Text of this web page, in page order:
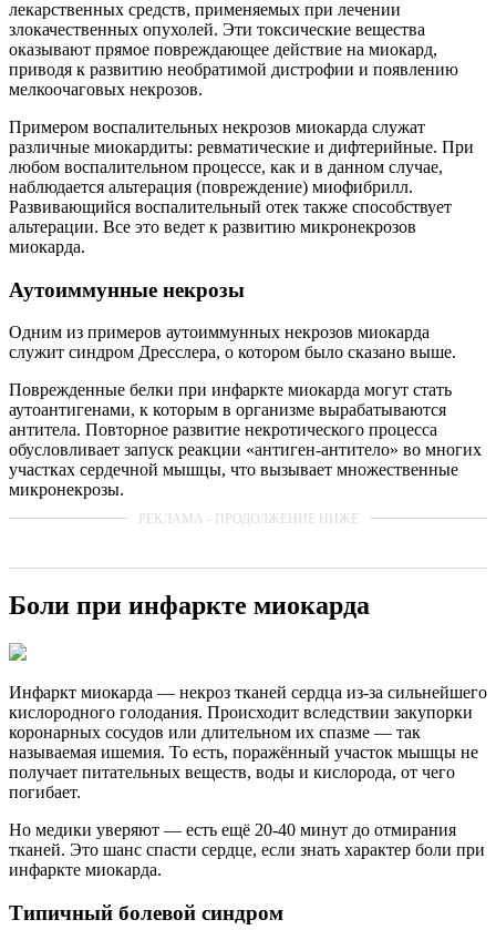
лекарственных средств, применяемых при лечении
злокачественных опухолей. Эти токсические вещества
оказывают прямое повреждающее действие на миокард,
приводя к развитию необратимой дистрофии и появлению
мелкоочаговых некрозов.
Примером воспалительных некрозов миокарда служат
различные миокардиты: ревматические и дифтерийные. При
любом воспалительном процессе, как и в данном случае,
наблюдается альтерация (повреждение) миофибрилл.
Развивающийся воспалительный отек также способствует
альтерации. Все это ведет к развитию микронекрозов
миокарда.
Аутоиммунные некрозы
Одним из примеров аутоиммунных некрозов миокарда
служит синдром Дресслера, о котором было сказано выше.
Поврежденные белки при инфаркте миокарда могут стать
аутоантигенами, к которым в организме вырабатываются
антитела. Повторное развитие некротического процесса
обусловливает запуск реакции «антиген-антитело» во многих
участках сердечной мышцы, что вызывает множественные
микронекрозы.
Боли при инфаркте миокарда
Инфаркт миокарда — некроз тканей сердца из-за сильнейшего
кислородного голодания. Происходит вследствии закупорки
коронарных сосудов или длительном их спазме — так
называемая ишемия. То есть, поражённый участок мышцы не
получает питательных веществ, воды и кислорода, от чего
погибает.
Но медики уверяют — есть ещё 20-40 минут до отмирания
тканей. Это шанс спасти сердце, если знать характер боли при
инфаркте миокарда.
Типичный болевой синдром